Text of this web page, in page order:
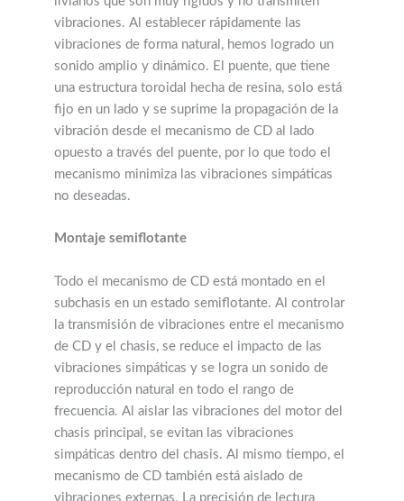
vibraciones. Al establecer rápidamente las
vibraciones de forma natural, hemos logrado un
sonido amplio y dinámico. El puente, que tiene
una estructura toroidal hecha de resina, solo está
fijo en un lado y se suprime la propagación de la
vibración desde el mecanismo de CD al lado
opuesto a través del puente, por lo que todo el
mecanismo minimiza las vibraciones simpáticas
no deseadas.
Montaje semiflotante
Todo el mecanismo de CD está montado en el
subchasis en un estado semiflotante. Al controlar
la transmisión de vibraciones entre el mecanismo
de CD y el chasis, se reduce el impacto de las
vibraciones simpáticas y se logra un sonido de
reproducción natural en todo el rango de
frecuencia. Al aislar las vibraciones del motor del
chasis principal, se evitan las vibraciones
simpáticas dentro del chasis. Al mismo tiempo, el
mecanismo de CD también está aislado de
vibraciones externas. La precisión de lectura